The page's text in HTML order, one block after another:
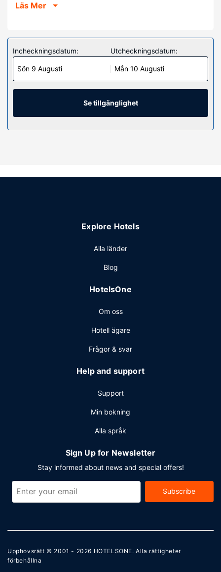
Hotellrum
hemmastadd i köket, som har en ugn och en spishäll.
Bekvämligheter som ingår är mikrovågsugn och takfläkt.
Bekvämligheter på anläggningen
närheten.
Övriga bekvämligheter
Avgiftsfri parkering erbjuds på plats.
Läs Mer
Incheckningsdatum:
Sön 9 Augusti
Utcheckningsdatum:
Mån 10 Augusti
Se tillgänglighet
Explore Hotels
Alla länder
Blog
HotelsOne
Om oss
Hotell ägare
Frågor & svar
Help and support
Support
Min bokning
Alla språk
Sign Up for Newsletter
Stay informed about news and special offers!
Subscribe
Upphovsrätt © 2001 - 2026 HOTELSONE. Alla rättigheter
förbehållna